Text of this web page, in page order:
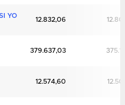
YO
12.832,06
379.637,03
12.574,60